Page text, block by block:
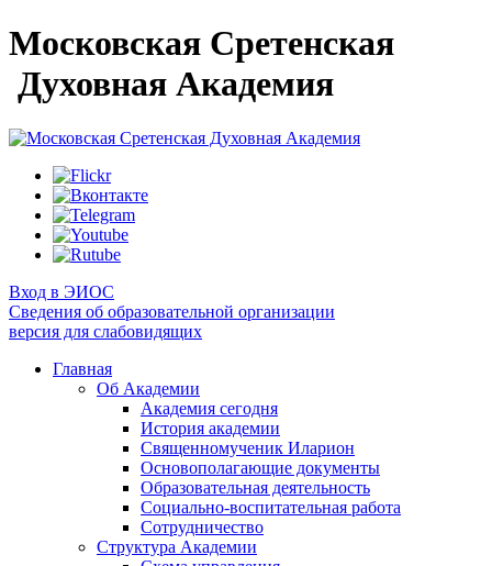
Московская Сретенская
Духовная Академия
Вход в ЭИОС
Сведения об образовательной организации
версия для слабовидящих
Главная
Об Академии
Академия сегодня
История академии
Священномученик Иларион
Основополагающие документы
Образовательная деятельность
Социально-воспитательная работа
Сотрудничество
Структура Академии